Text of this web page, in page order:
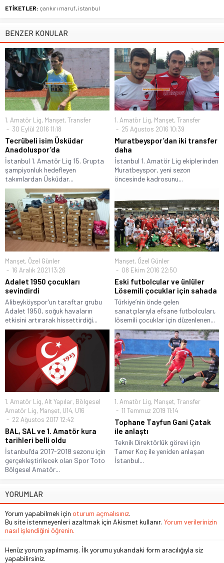
ETİKETLER: çankırı maruf istanbul
BENZER KONULAR
1. Amatör Lig, Manşet, Transfer
30 Eylül 2016 11:18
Tecrübeli isim Üsküdar
Anadoluspor’da
İstanbul 1. Amatör Lig 15. Grupta
şampiyonluk hedefleyen
takımlardan Üsküdar...
1. Amatör Lig, Manşet, Transfer
25 Ağustos 2016 10:39
Muratbeyspor’dan iki transfer
daha
İstanbul 1. Amatör Lig ekiplerinden
Muratbeyspor, yeni sezon
öncesinde kadrosunu...
Manşet, Özel Günler
16 Aralık 2021 13:26
Adalet 1950 çocukları
sevindirdi
Alibeyköyspor’un taraftar grubu
Adalet 1950, soğuk havaların
etkisini artırarak hissettirdiği...
Manşet, Özel Günler
08 Ekim 2016 22:50
Eski futbolcular ve ünlüler
Lösemili çocuklar için sahada
Türkiye’nin önde gelen
sanatçılarıyla efsane futbolcuları,
lösemili çocuklar için düzenlenen...
1. Amatör Lig, Alt Yapılar, Bölgesel
Amatör Lig, Manşet, U14, U16
22 Ağustos 2017 12:42
BAL, SAL ve 1. Amatör kura
tarihleri belli oldu
İstanbul’da 2017-2018 sezonu için
gerçekleştirilecek olan Spor Toto
Bölgesel Amatör...
1. Amatör Lig, Manşet, Transfer
11 Temmuz 2019 11:14
Tophane Tayfun Gani Çatak
ile anlaştı
Teknik Direktörlük görevi için
Tamer Koç ile yeniden anlaşan
İstanbul...
YORUMLAR
Yorum yapabilmek için oturum açmalısınız.
Bu site istenmeyenleri azaltmak için Akismet kullanır. Yorum verilerinizin
nasıl işlendiğini öğrenin.
Henüz yorum yapılmamış. İlk yorumu yukarıdaki form aracılığıyla siz
yapabilirsiniz.